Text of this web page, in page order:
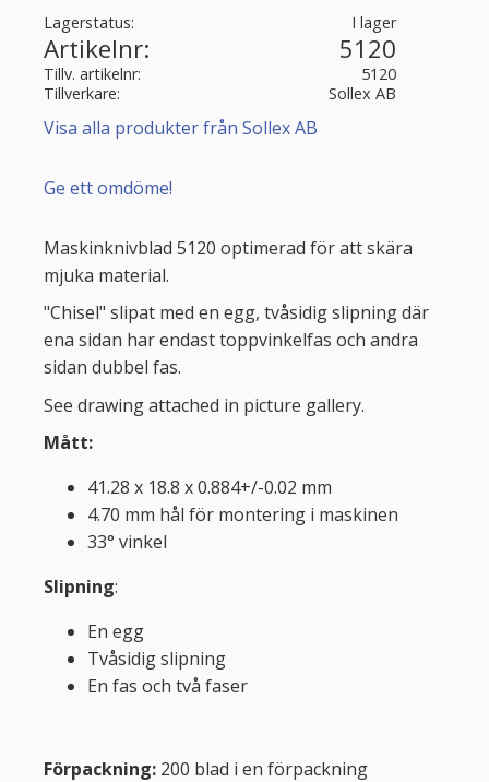
Lagerstatus I lager
Artikelnr 5120
Tillv. artikelnr
5120
Tillverkare
Sollex AB
Visa alla produkter från Sollex AB
Ge ett omdöme!
Maskinknivblad 5120 optimerad för att skära
mjuka material.
"Chisel" slipat med en egg, tvåsidig slipning där
ena sidan har endast toppvinkelfas och andra
sidan dubbel fas.
See drawing attached in picture gallery.
Mått:
41.28 x 18.8 x 0.884+/-0.02 mm
4.70 mm hål för montering i maskinen
33° vinkel
Slipning:
En egg
Tvåsidig slipning
En fas och två faser
Förpackning: 200 blad i en förpackning